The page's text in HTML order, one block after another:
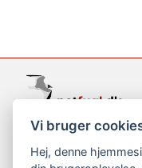
support@netfugl.dk
Vi bruger
Hej, denne